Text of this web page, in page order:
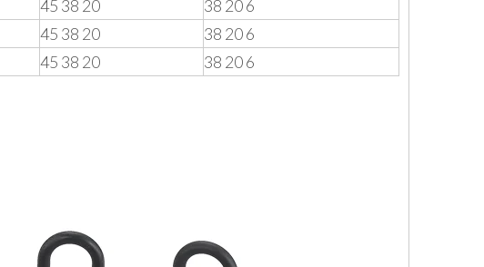
45 38 20
38 20 6
45 38 20
38 20 6
45 38 20 38 20 6